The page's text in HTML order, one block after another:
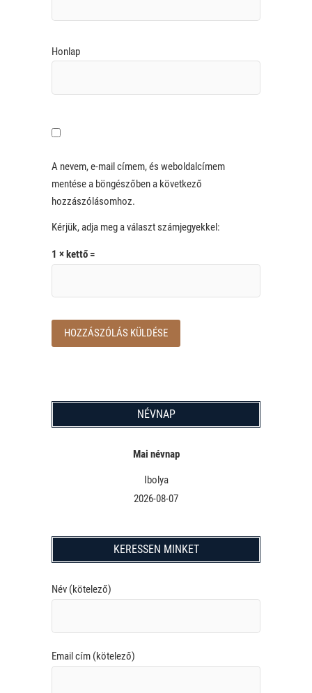
Honlap
A nevem, e-mail címem, és weboldalcímem
mentése a böngészőben a következő
hozzászólásomhoz.
Kérjük, adja meg a választ számjegyekkel:
1 × kettő =
NÉVNAP
Mai névnap
Ibolya
2026-08-07
KERESSEN MINKET
Név (kötelező)
Email cím (kötelező)